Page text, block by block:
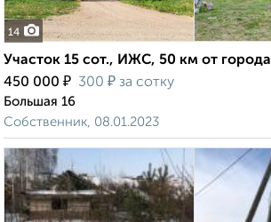
14
Участок 15 сот., ИЖС, 50 км от города
450 000 ₽ 300 ₽ за сотку
Большая 16
Собственник, 08.01.2023